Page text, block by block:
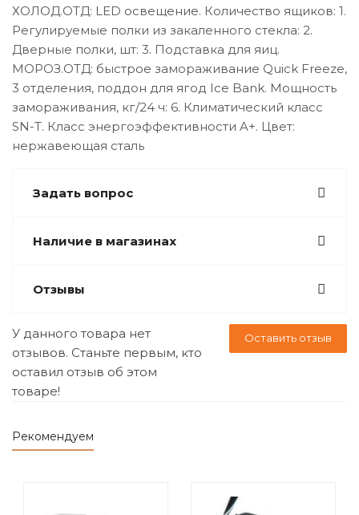
ХОЛОД.ОТД: LED освещение. Количество ящиков: 1.
Регулируемые полки из закаленного стекла: 2.
Дверные полки, шт: 3. Подставка для яиц.
МОРОЗ.ОТД: быстрое замораживание Quick Freeze,
3 отделения, поддон для ягод Ice Bank. Мощность
замораживания, кг/24 ч: 6. Климатический класс
SN-T. Класс энергоэффективности A+. Цвет:
нержавеющая сталь
Задать вопрос
Наличие в магазинах
Отзывы
Оставить отзыв
У данного товара нет
отзывов. Станьте первым, кто
оставил отзыв об этом
товаре!
Рекомендуем